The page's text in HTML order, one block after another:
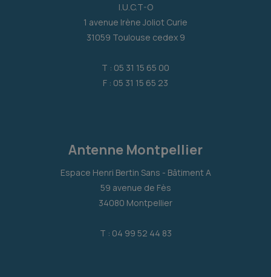
I.U.C.T-O
1 avenue Irène Joliot Curie
31059 Toulouse cedex 9
T : 05 31 15 65 00
F : 05 31 15 65 23
Antenne Montpellier
Espace Henri Bertin Sans - Bâtiment A
59 avenue de Fès
34080 Montpellier
T : 04 99 52 44 83